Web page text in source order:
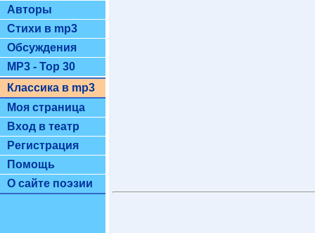
Авторы
Стихи в mp3
Обсуждения
MP3 - Top 30
Классика в mp3
Моя страница
Вход в театр
Регистрация
Помощь
О сайте поэзии